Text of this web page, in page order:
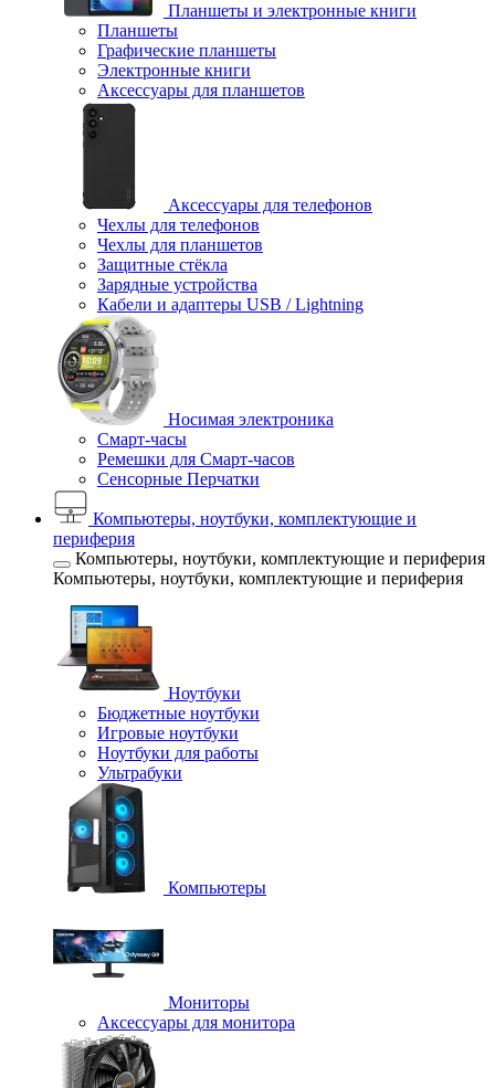
Планшеты и электронные книги
Планшеты
Графические планшеты
Электронные книги
Аксессуары для планшетов
Аксессуары для телефонов
Чехлы для телефонов
Чехлы для планшетов
Защитные стёкла
Зарядные устройства
Кабели и адаптеры USB / Lightning
Носимая электроника
Смарт-часы
Ремешки для Смарт-часов
Сенсорные Перчатки
Компьютеры, ноутбуки, комплектующие и
периферия
Компьютеры, ноутбуки, комплектующие и периферия
Компьютеры, ноутбуки, комплектующие и периферия
Ноутбуки
Бюджетные ноутбуки
Игровые ноутбуки
Ноутбуки для работы
Ультрабуки
Компьютеры
Мониторы
Аксессуары для монитора